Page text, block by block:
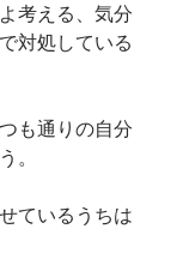
考える、気分
対処している
も通りの自分
。
ているうちは